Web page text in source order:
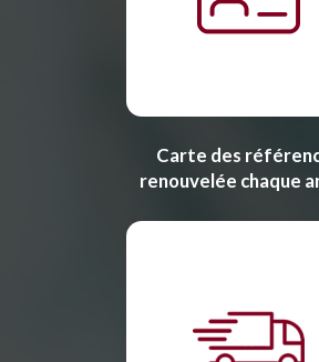
Carte des
renouvelée chaque